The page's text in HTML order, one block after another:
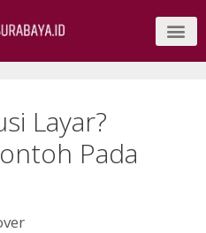
Layar?
Pada